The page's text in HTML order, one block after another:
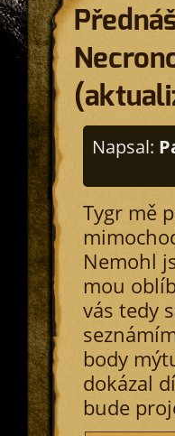
Napsal:
Tygr mě
Nemohl
mou
vás tedy
body
dokázal
bude